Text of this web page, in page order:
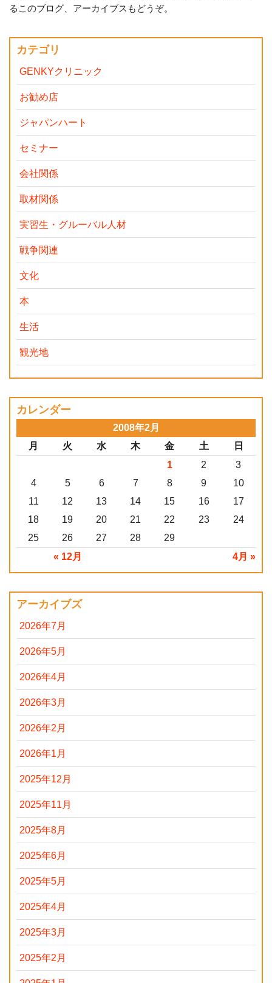
るこのブログ、アーカイブスもどうぞ。
カテゴリ
GENKYクリニック
お勧め店
ジャパンハート
セミナー
会社関係
取材関係
実習生・グルーバル人材
戦争関連
文化
本
生活
観光地
カレンダー
2008年2月
月
火 水 木 金 土 日
« 12月 4月 »
1 2
3
4
5 6 7 8 9
10
11
12 13 14 15 16
17
18
19 20 21 22 23
24
25
26 27 28 29
アーカイブズ
2026年7月
2026年5月
2026年4月
2026年3月
2026年2月
2026年1月
2025年12月
2025年11月
2025年8月
2025年6月
2025年5月
2025年4月
2025年3月
2025年2月